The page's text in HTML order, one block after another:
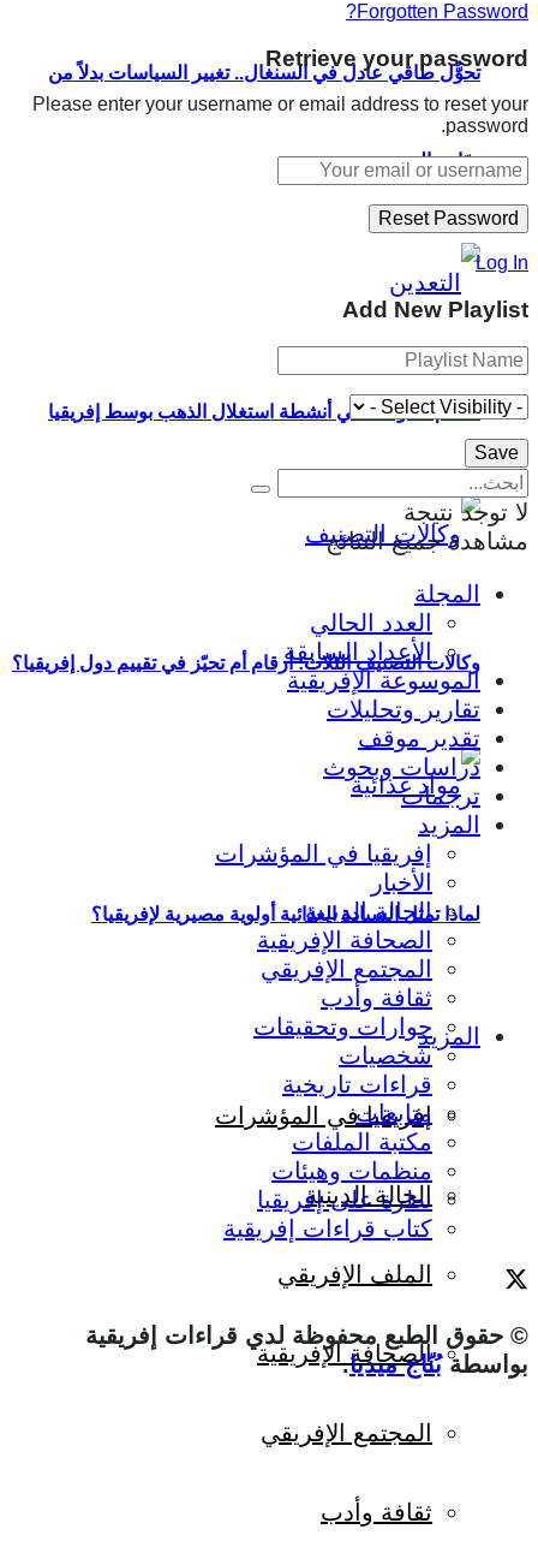
تحوُّل طاقي عادل في السنغال.. تغيير السياسات بدلاً من
دوّامة الديون
انعدام الحوكمة في أنشطة استغلال الذهب بوسط إفريقيا
وكالات التصنيف الثلاث: أرقام أم تحيّز في تقييم دول إفريقيا؟
لماذا تمثل السيادة الغذائية أولوية مصيرية لإفريقيا؟
المزيد
إفريقيا في المؤشرات
الحالة الدينية
الملف الإفريقي
الصحافة الإفريقية
المجتمع الإفريقي
ثقافة وأدب
Forgotten Password?
Retrieve your password
Please enter your username or email address to reset your
password.
Log In
Add New Playlist
لا توجد نتيجة
مشاهدة جميع النتائج
المجلة
العدد الحالي
الأعداد السابقة
الموسوعة الإفريقية
تقارير وتحليلات
تقدير موقف
دراسات وبحوث
ترجمات
المزيد
إفريقيا في المؤشرات
الأخبار
الحالة الدينية
الصحافة الإفريقية
المجتمع الإفريقي
ثقافة وأدب
حوارات وتحقيقات
شخصيات
قراءات تاريخية
متابعات
مكتبة الملفات
منظمات وهيئات
نظرة على إفريقيا
كتاب قراءات إفريقية
© حقوق الطبع محفوظة لدي قراءات إفريقية
بواسطةبُنّاج ميديا.